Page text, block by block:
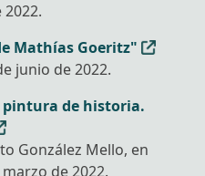
Mathías Goeritz"
junio de 2022.
de historia.
González Mello, en
de 2022.